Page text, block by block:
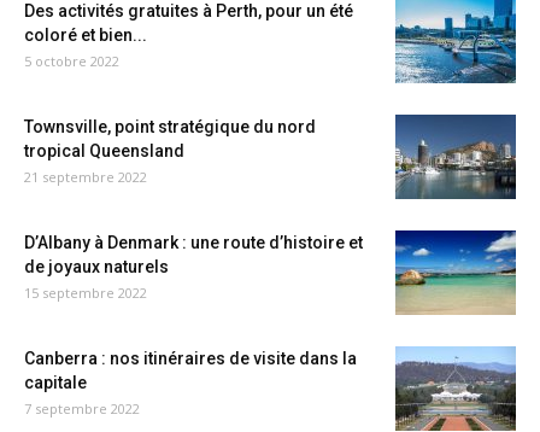
Des activités gratuites à Perth, pour un été
coloré et bien...
5 octobre 2022
Townsville, point stratégique du nord
tropical Queensland
21 septembre 2022
D’Albany à Denmark : une route d’histoire et
de joyaux naturels
15 septembre 2022
Canberra : nos itinéraires de visite dans la
capitale
7 septembre 2022